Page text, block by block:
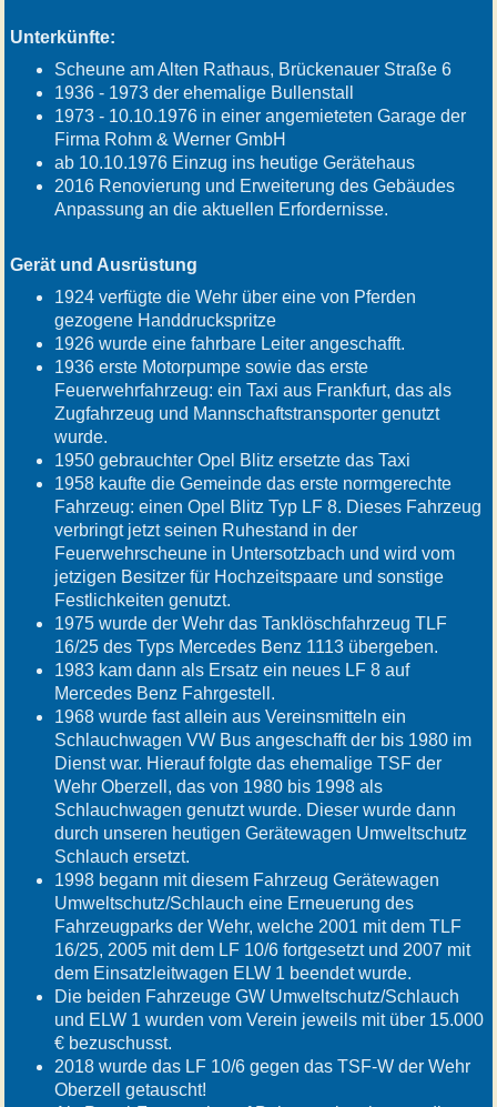
Unterkünfte:
Scheune am Alten Rathaus, Brückenauer Straße 6
1936 - 1973 der ehemalige Bullenstall
1973 - 10.10.1976 in einer angemieteten Garage der
Firma Rohm & Werner GmbH
ab 10.10.1976 Einzug ins heutige Gerätehaus
2016 Renovierung und Erweiterung des Gebäudes
Anpassung an die aktuellen Erfordernisse.
Gerät und Ausrüstung
1924 verfügte die Wehr über eine von Pferden
gezogene Handdruckspritze
1926 wurde eine fahrbare Leiter angeschafft.
1936 erste Motorpumpe sowie das erste
Feuerwehrfahrzeug: ein Taxi aus Frankfurt, das als
Zugfahrzeug und Mannschaftstransporter genutzt
wurde.
1950 gebrauchter Opel Blitz ersetzte das Taxi
1958 kaufte die Gemeinde das erste normgerechte
Fahrzeug: einen Opel Blitz Typ LF 8. Dieses Fahrzeug
verbringt jetzt seinen Ruhestand in der
Feuerwehrscheune in Untersotzbach und wird vom
jetzigen Besitzer für Hochzeitspaare und sonstige
Festlichkeiten genutzt.
1975 wurde der Wehr das Tanklöschfahrzeug TLF
16/25 des Typs Mercedes Benz 1113 übergeben.
1983 kam dann als Ersatz ein neues LF 8 auf
Mercedes Benz Fahrgestell.
1968 wurde fast allein aus Vereinsmitteln ein
Schlauchwagen VW Bus angeschafft der bis 1980 im
Dienst war. Hierauf folgte das ehemalige TSF der
Wehr Oberzell, das von 1980 bis 1998 als
Schlauchwagen genutzt wurde. Dieser wurde dann
durch unseren heutigen Gerätewagen Umweltschutz
Schlauch ersetzt.
1998 begann mit diesem Fahrzeug Gerätewagen
Umweltschutz/Schlauch eine Erneuerung des
Fahrzeugparks der Wehr, welche 2001 mit dem TLF
16/25, 2005 mit dem LF 10/6 fortgesetzt und 2007 mit
dem Einsatzleitwagen ELW 1 beendet wurde.
Die beiden Fahrzeuge GW Umweltschutz/Schlauch
und ELW 1 wurden vom Verein jeweils mit über 15.000
€ bezuschusst.
2018 wurde das LF 10/6 gegen das TSF-W der Wehr
Oberzell getauscht!